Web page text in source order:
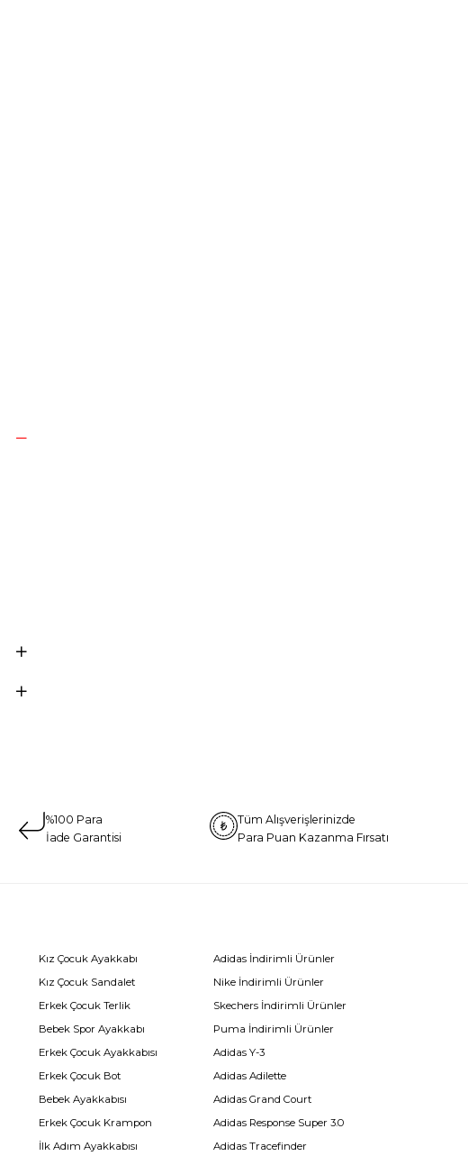
%100 Para
İade Garantisi
Tüm Alışverişlerinizde
Para Puan Kazanma Fırsatı
Kız Çocuk Ayakkabı
Kız Çocuk Sandalet
Erkek Çocuk Terlik
Bebek Spor Ayakkabı
Erkek Çocuk Ayakkabısı
Erkek Çocuk Bot
Bebek Ayakkabısı
Erkek Çocuk Krampon
İlk Adım Ayakkabısı
Adidas İndirimli Ürünler
Nike İndirimli Ürünler
Skechers İndirimli Ürünler
Puma İndirimli Ürünler
Adidas Y-3
Adidas Adilette
Adidas Grand Court
Adidas Response Super 3.0
Adidas Tracefinder